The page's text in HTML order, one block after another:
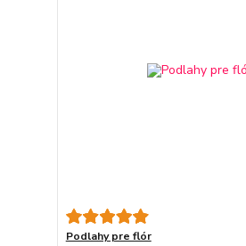
Podlahy pre flór